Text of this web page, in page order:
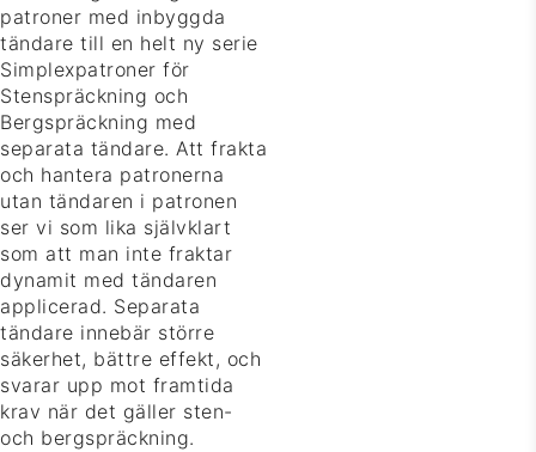
patroner med inbyggda
tändare till en helt ny serie
Simplexpatroner för
Stenspräckning och
Bergspräckning med
separata tändare. Att frakta
och hantera patronerna
utan tändaren i patronen
ser vi som lika självklart
som att man inte fraktar
dynamit med tändaren
applicerad. Separata
tändare innebär större
säkerhet, bättre effekt, och
svarar upp mot framtida
krav när det gäller sten-
och bergspräckning.